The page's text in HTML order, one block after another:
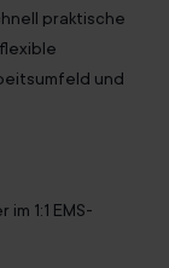
praktische
und
1:1 EMS-